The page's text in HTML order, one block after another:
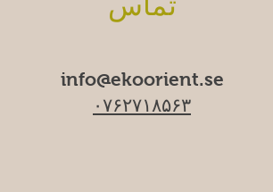
info@ekoorient.se​​
۰۷۶۲۷۱۸۵۶۳